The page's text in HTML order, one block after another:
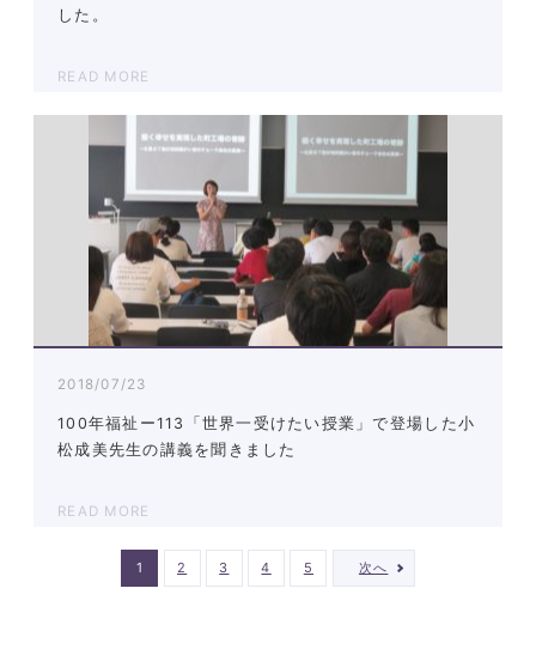
した。
READ MORE
2018/07/23
100年福祉ー113「世界一受けたい授業」で登場した小
松成美先生の講義を聞きました
READ MORE
1 2 3 4 5 次へ